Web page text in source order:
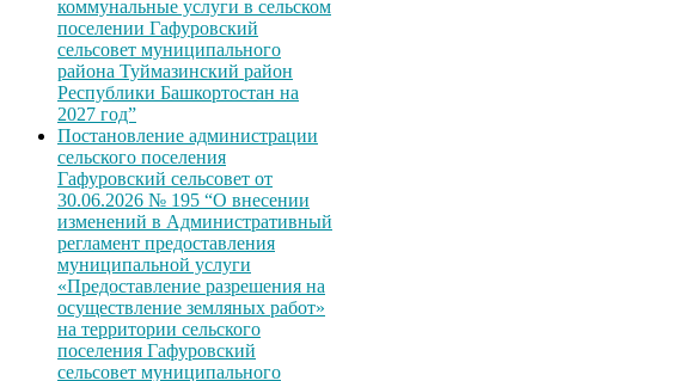
коммунальные услуги в сельском
поселении Гафуровский
сельсовет муниципального
района Туймазинский район
Республики Башкортостан на
2027 год”
Постановление администрации
сельского поселения
Гафуровский сельсовет от
30.06.2026 № 195 “О внесении
изменений в Административный
регламент предоставления
муниципальной услуги
«Предоставление разрешения на
осуществление земляных работ»
на территории сельского
поселения Гафуровский
сельсовет муниципального